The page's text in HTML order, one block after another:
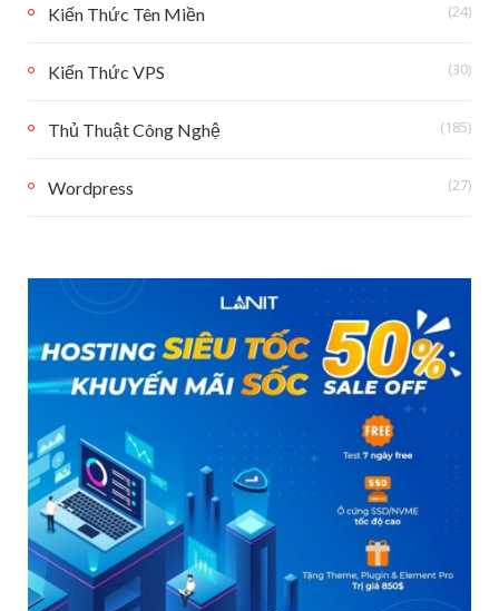
Kiến Thức Tên Miền (24)
Kiến Thức VPS (30)
Thủ Thuật Công Nghệ (185)
Wordpress (27)